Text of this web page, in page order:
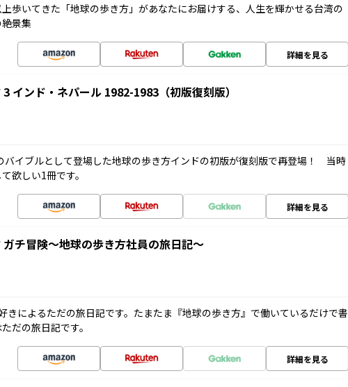
歩いてきた「地球の歩き方」があなたにお届けする、人生を輝かせる台湾の
景集
詳細を見る
インド・ネパール 1982-1983（初版復刻版）
バイブルとして登場した地球の歩き方インドの初版が復刻版で再登場！ 当時
欲しい1冊です。
詳細を見る
チ冒険～地球の歩き方社員の旅日記～
きによるただの旅日記です。たまたま『地球の歩き方』で働いているだけで書
だの旅日記です。
詳細を見る